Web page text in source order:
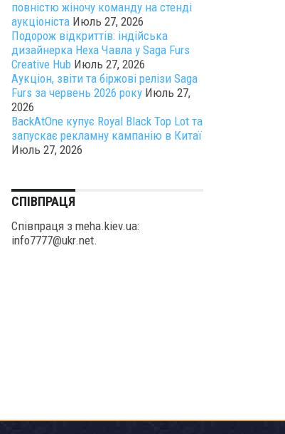
повністю жіночу команду на стенді
аукціоніста Июль 27, 2026
Подорож відкриттів: індійська
дизайнерка Неха Чавла у Saga Furs
Creative Hub Июль 27, 2026
Аукціон, звіти та біржові релізи Saga
Furs за червень 2026 року Июль 27,
2026
BackAtOne купує Royal Black Top Lot та
запускає рекламну кампанію в Китаї
Июль 27, 2026
СПІВПРАЦЯ
Співпраця з meha.kiev.ua:
info7777@ukr.net.